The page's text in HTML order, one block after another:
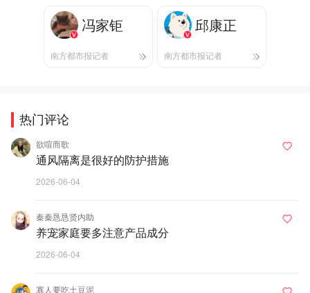
冯家钜
南方都市报记者
邱康正
南方都市报记者
热门评论
欲喧而歌
通风隔离是很好的防护措施
2026-06-04
秦秦恳恳贤内助
养宠家庭要多注意产品成分
2026-06-04
寡人要吃土豆泥